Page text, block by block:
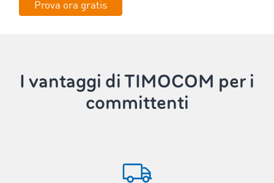
Prova ora gratis
I vantaggi di TIMOCOM per i
committenti